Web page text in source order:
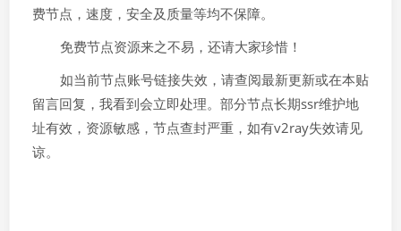
费节点，速度，安全及质量等均不保障。
免费节点资源来之不易，还请大家珍惜！
如当前节点账号链接失效，请查阅最新更新或在本贴
留言回复，我看到会立即处理。部分节点长期ssr维护地
址有效，资源敏感，节点查封严重，如有v2ray失效请见
谅。